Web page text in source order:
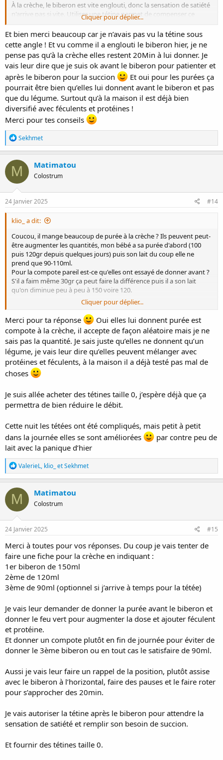
À la crèche, le biberon est vite englouti, donc la sensation de satiété
n'arrive pas si vite. Utiliser une tétine permet de compenser ce
"manque de succion" et de "ralentir" tout ça.
Une tétine uniquement en journée à la crèche permettra à mon avis
de réguler un peu les choses.
Une pote qui a fait du tire-allaitement exclusif utilisait la tétine pour
réguler son besoin de succion (avec le biberon de lait tiré le besoin
de succion était supérieur au temps de biberon), et ils proposaient
la tétine à la fin du biberon pour s'endormir en douceur.
Par ailleurs, est-ce que tu peux encourager la crèche à donner plus
de solides ? Pour avoir eu des potes qui étaient dans cette situation
(le demi-litre de lait en garde
En fait tu leur dis plutôt "à la maison il mange ça et ça et ça
[quantités un poil supérieures à ce que tu observes
]", et ça les
encourage à proposer un peu plus de solides.
N'hésite pas, à 5 mois et demi, à introduire plus de solides, on est
autour des 6 mois, moment où "tu peux te lâcher", donc si tu sens
que ton bébé est intéressé par d'autres choses que juste des
purées/compotes vas-y. Notamment les trucs qui "calent" bien :
patates, patate douce, ... voire yaourt à 6 mois sans souci !
Cliquer pour déplier...
Et bien merci beaucoup car je n’avais pas vu la tétine sous
cette angle ! Et vu comme il a englouti le biberon hier, je ne
pense pas qu’à la crèche elles restent 20Min à lui donner. Je
vais leur dire que je suis ok avant le biberon pour patienter et
après le biberon pour la succion
Et oui pour les purées ça
pourrait être bien qu’elles lui donnent avant le biberon et pas
que du légume. Surtout qu’à la maison il est déjà bien
diversifié avec féculents et protéines !
Merci pour tes conseils
R
é
a
c
t
i
o
n
s
Sekhmet
M Matimatou
Colostrum
24 Janvier 2025 #14
klio_ a dit:
Coucou, il mange beaucoup de purée à la crèche ? Ils peuvent peut-
être augmenter les quantités, mon bébé a sa purée d'abord (100
puis 120gr depuis quelques jours) puis son lait du coup elle ne
prend que 90-110ml.
Pour la compote pareil est-ce qu'elles ont essayé de donner avant ?
S'il a faim même 30gr ça peut faire la différence puis il a son lait
qu'on diminue peu à peu à 150 voire 120.
Mais 500ml de lait à tirer par jour c'est pas vivable
Même sans confusion j'ai l'impression que certains sont amenés à
boire plus en garde. Par exemple la mienne a aussi augmenté son
2e bib à 150 puis 180 alors qu'elle a une tétine 0+ et que je sais
qu'elle prend un bib de 120 en 15 bonnes minutes. Donc les 180, elle
les boit beaucoup plus lentement qu'au sein où elle ne reste que 10-
15 min en tout.
soutien. La tétée de nuit ne se passe pas mieux donc ?
Généralement quand ils sont à demi-endormis ça va un peu mieux.
Cliquer pour déplier...
Merci pour ta réponse
Oui elles lui donnent purée est
compote à la crèche, il accepte de façon aléatoire mais je ne
sais pas la quantité. Je sais juste qu’elles ne donnent qu’un
légume, je vais leur dire qu’elles peuvent mélanger avec
protéines et féculents, à la maison il a déjà testé pas mal de
choses
Je suis allée acheter des tétines taille 0, j’espère déjà que ça
permettra de bien réduire le débit.
Cette nuit les tétées ont été compliqués, mais petit à petit
dans la journée elles se sont améliorées
par contre peu de
lait avec la panique d’hier
R
é
a
c
t
i
o
n
s
ValerieL, klio_ etSekhmet
M Matimatou
Colostrum
24 Janvier 2025 #15
Merci à toutes pour vos réponses. Du coup je vais tenter de
faire une fiche pour la crèche en indiquant :
1er biberon de 150ml
2ème de 120ml
3ème de 90ml (optionnel si j’arrive à temps pour la tétée)
Je vais leur demander de donner la purée avant le biberon et
donner le feu vert pour augmenter la dose et ajouter féculent
et protéine.
Et donner un compote plutôt en fin de journée pour éviter de
donner le 3ème biberon ou en tout cas le satisfaire de 90ml.
Aussi je vais leur faire un rappel de la position, plutôt assise
avec le biberon à l’horizontal, faire des pauses et le faire roter
pour s’approcher des 20min.
Je vais autoriser la tétine après le biberon pour attendre la
sensation de satiété et remplir son besoin de succion.
Et fournir des tétines taille 0.